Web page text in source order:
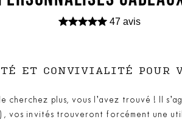
47 avis
ET CONVIVIALITÉ POUR
plus, vous l’avez trouvé ! Il
invités trouveront forcément une